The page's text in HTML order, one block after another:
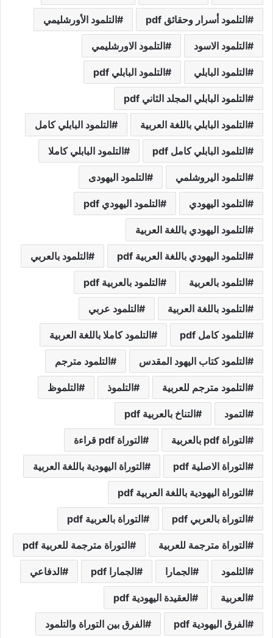
التلمود أسرار وحقائق pdf التلمود الأورشليمي
التلمود الاسود التلمود الاورشليمي
التلمود البابلي التلمود البابلي pdf
التلمود البابلي المجلد الثاني pdf
التلمود البابلي باللغة العربية التلمود البابلي كامل
التلمود البابلي كامل pdf التلمود البابلي كاملا
التلمود اليروشلمي التلمود اليهودى
التلمود اليهودي التلمود اليهودي pdf
التلمود اليهودي باللغة العربية
التلمود اليهودي باللغة العربية pdf التلمود بالعربي
التلمود بالعربية التلمود بالعربية pdf
التلمود باللغة العربية التلمود عربي
التلمود كامل pdf التلمود كاملا باللغة العربية
التلمود كتاب اليهود المقدس التلمود مترجم
التلمود مترجم للعربية التلموذ التلموظ
التمود التناخ بالعربية pdf
التوراة pdf بالعربية التوراة pdf قراءة
التوراة الاصلية pdf التوراة اليهودية باللغة العربية
التوراة اليهودية باللغة العربية pdf
التوراة بالعربي pdf التوراة بالعربية pdf
التوراة مترجمة للعربية التوراة مترجمة للعربية pdf
الثلمود الجمارا الجمارا pdf الدفاعي
العربية العقيدة اليهودية pdf
الفرق اليهودية pdf الفرق بين التوراة والتلمود